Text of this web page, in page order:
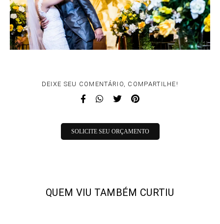
DEIXE SEU COMENTÁRIO, COMPARTILHE!
SOLICITE SEU ORÇAMENTO
QUEM VIU TAMBÉM CURTIU